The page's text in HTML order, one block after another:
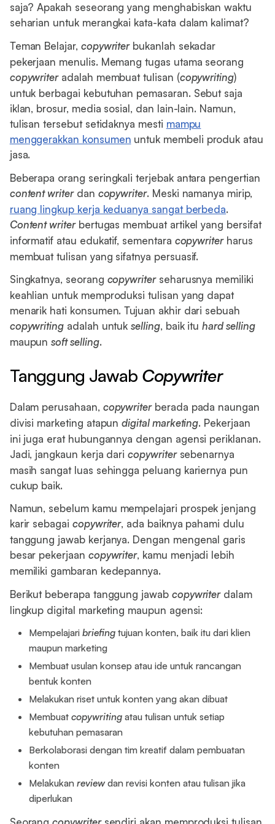
saja? Apakah seseorang yang menghabiskan waktu
seharian untuk merangkai kata-kata dalam kalimat?
Teman Belajar, copywriterbukanlah sekadar
pekerjaan menulis. Memang tugas utama seorang
copywriteradalah membuat tulisan (copywriting)
untuk berbagai kebutuhan pemasaran. Sebut saja
iklan, brosur, media sosial, dan lain-lain. Namun,
tulisan tersebut setidaknya mesti mampu
menggerakkan konsumen untuk membeli produk atau
jasa.
Beberapa orang seringkali terjebak antara pengertian
content writerdan copywriter. Meski namanya mirip,
ruang lingkup kerja keduanya sangat berbeda.
Content writerbertugas membuat artikel yang bersifat
informatif atau edukatif, sementara copywriterharus
membuat tulisan yang sifatnya persuasif.
Singkatnya, seorang copywriterseharusnya memiliki
keahlian untuk memproduksi tulisan yang dapat
menarik hati konsumen. Tujuan akhir dari sebuah
copywriting adalah untukselling, baik ituhard selling
maupunsoft selling.
Tanggung Jawab Copywriter
Dalam perusahaan, copywriterberada pada naungan
divisi marketing atapundigital marketing. Pekerjaan
ini juga erat hubungannya dengan agensi periklanan.
Jadi, jangkaun kerja daricopywritersebenarnya
masih sangat luas sehingga peluang kariernya pun
cukup baik.
Namun, sebelum kamu mempelajari prospek jenjang
karir sebagai copywriter, ada baiknya pahami dulu
tanggung jawab kerjanya. Dengan mengenal garis
besar pekerjaan copywriter, kamu menjadi lebih
memiliki gambaran kedepannya.
Berikut beberapa tanggung jawab copywriterdalam
lingkup digital marketing maupun agensi:
Mempelajaribriefing tujuan konten, baik itu dari klien
maupun marketing
Membuat usulan konsep atau ide untuk rancangan
bentuk konten
Melakukan riset untuk konten yang akan dibuat
Membuatcopywriting atau tulisan untuk setiap
kebutuhan pemasaran
Berkolaborasi dengan tim kreatif dalam pembuatan
konten
Melakukanreviewdan revisi konten atau tulisan jika
diperlukan